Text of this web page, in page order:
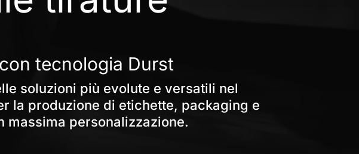
con tecnologia Durst
soluzioni più evolute e versatili nel
la produzione di etichette, packaging e
massima personalizzazione.